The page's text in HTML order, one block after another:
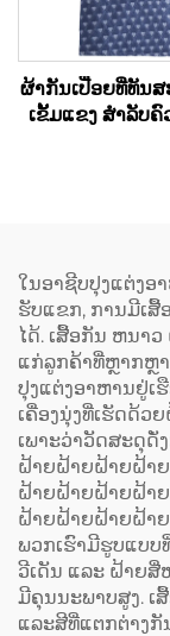
ຜ້າກັນເປື່ອຍທີ່ທັນ
ເຂັ້ມແຂງ ສຳລັບຄົ
ໃນອາຊີບປຸງແຕ່ງອ
ຮັບແຂກ, ການມີເ
ໄດ້. ເສື້ອກັນ ຫນາ
ແກ່ລູກຄ້າທີ່ຫຼາກຫຼ
ປຸງແຕ່ງອາຫານຢູ່ເ
ເຄື່ອງນຸ່ງທີ່ເຮັດດ້ວ
ເພາະວ່າວັດສະດຸດັ່
ຝ້າຍຝ້າຍຝ້າຍຝ້າ
ຝ້າຍຝ້າຍຝ້າຍຝ້າ
ຝ້າຍຝ້າຍຝ້າຍຝ້າ
ພວກເຮົາມີຮູບແບບ
ວີເດັນ ແລະ ຝ້າຍ
ມີຄຸນນະພາບສູງ. ເ
ແລະສີທີ່ແຕກຕ່າງກັ